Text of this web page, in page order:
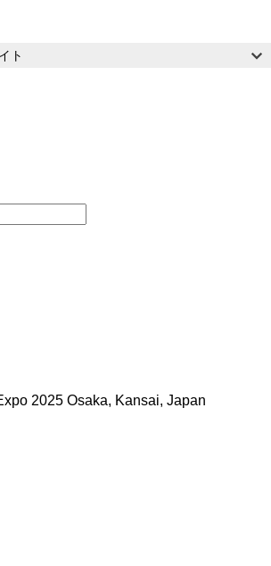
ト
2025 Osaka, Kansai, Japan